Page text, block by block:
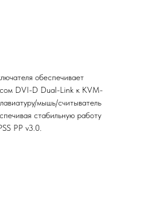
обеспечивает
DVI-D Dual-Link к KVM-
мышь/считыватель
стабильную работу
PP v3.0.